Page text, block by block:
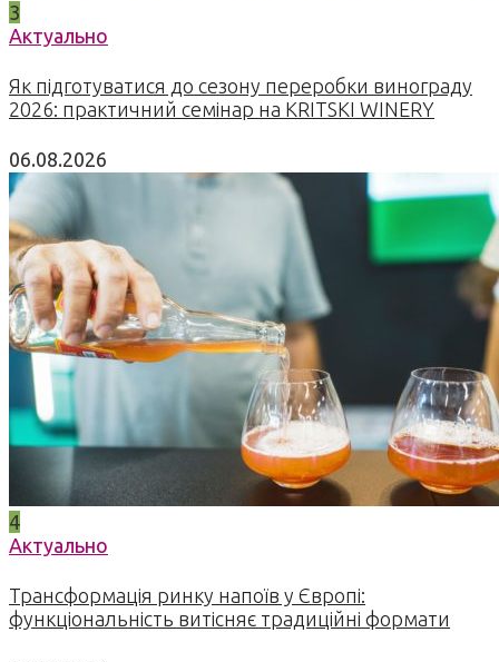
3
Актуально
Як підготуватися до сезону переробки винограду
2026: практичний семінар на KRITSKI WINERY
06.08.2026
4
Актуально
Трансформація ринку напоїв у Європі:
функціональність витісняє традиційні формати